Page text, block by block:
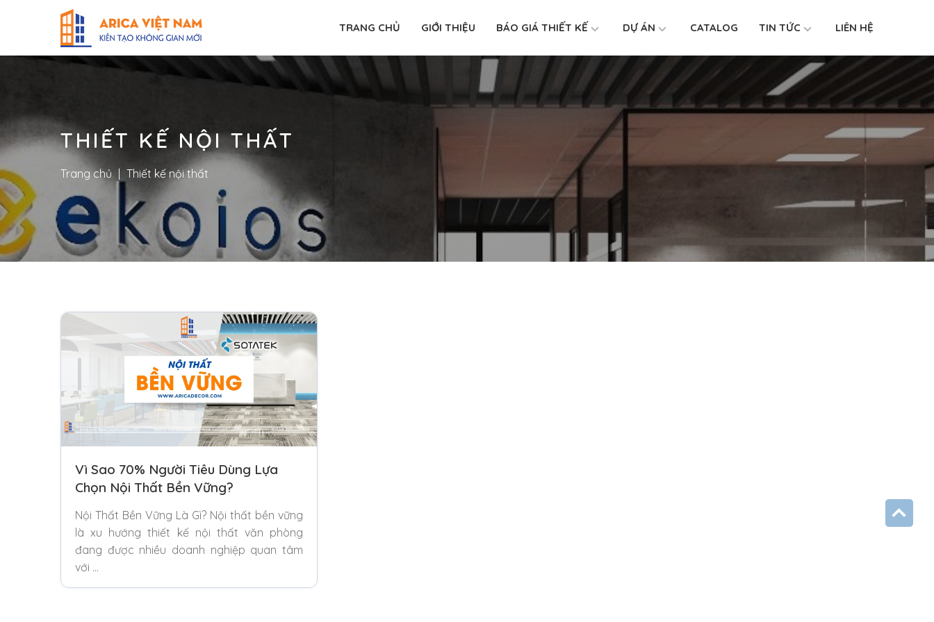
TRANG CHỦ GIỚI THIỆU BÁO GIÁ THIẾT KẾ DỰ ÁN CATALOG TIN TỨC LIÊN HỆ
THIẾT KẾ NỘI THẤT
Trang chủ Thiết kế nội thất
Vì Sao 70% Người Tiêu Dùng Lựa
Chọn Nội Thất Bền Vững?
Nội Thất Bền Vững Là Gì? Nội thất bền vững
là xu hướng thiết kế nội thất văn phòng
đang được nhiều doanh nghiệp quan tâm
với …